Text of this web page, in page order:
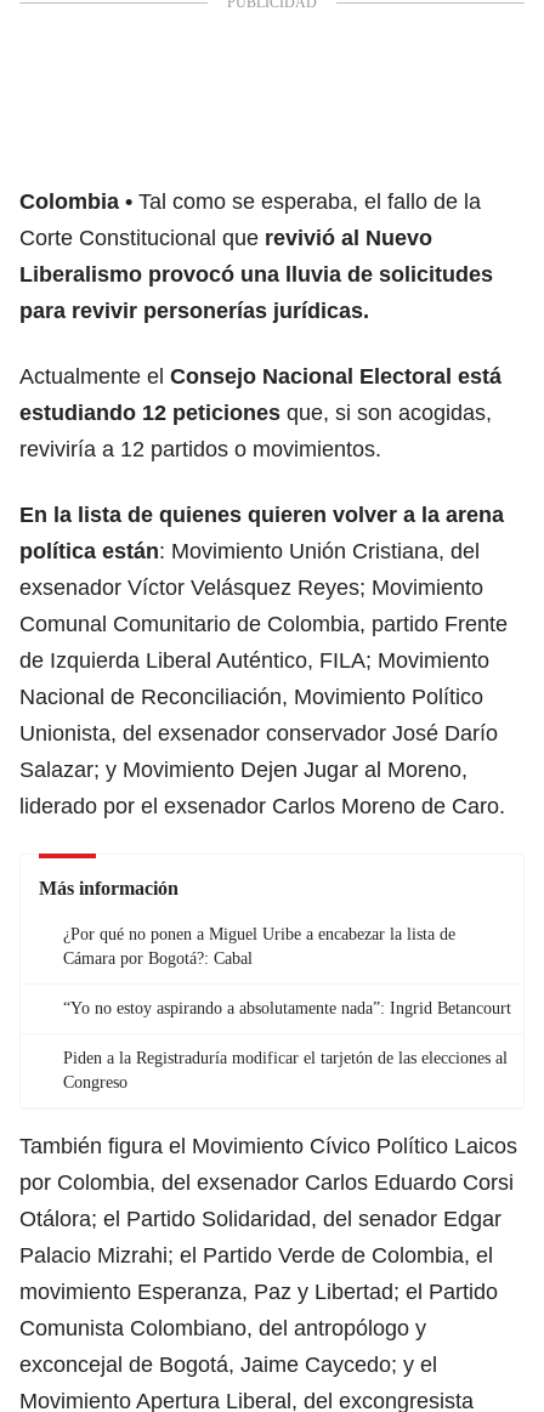
Colombia
Tal como se esperaba, el fallo de la
Corte Constitucional que revivió al Nuevo
Liberalismo provocó una lluvia de solicitudes
para revivir personerías jurídicas.
Actualmente el Consejo Nacional Electoral está
estudiando 12 peticiones que, si son acogidas,
reviviría a 12 partidos o movimientos.
En la lista de quienes quieren volver a la arena
política están: Movimiento Unión Cristiana, del
exsenador Víctor Velásquez Reyes; Movimiento
Comunal Comunitario de Colombia, partido Frente
de Izquierda Liberal Auténtico, FILA; Movimiento
Nacional de Reconciliación, Movimiento Político
Unionista, del exsenador conservador José Darío
Salazar; y Movimiento Dejen Jugar al Moreno,
liderado por el exsenador Carlos Moreno de Caro.
Más información
¿Por qué no ponen a Miguel Uribe a encabezar la lista de
Cámara por Bogotá?: Cabal
“Yo no estoy aspirando a absolutamente nada”: Ingrid Betancourt
Piden a la Registraduría modificar el tarjetón de las elecciones al
Congreso
También figura el Movimiento Cívico Político Laicos
por Colombia, del exsenador Carlos Eduardo Corsi
Otálora; el Partido Solidaridad, del senador Edgar
Palacio Mizrahi; el Partido Verde de Colombia, el
movimiento Esperanza, Paz y Libertad; el Partido
Comunista Colombiano, del antropólogo y
exconcejal de Bogotá, Jaime Caycedo; y el
Movimiento Apertura Liberal, del excongresista